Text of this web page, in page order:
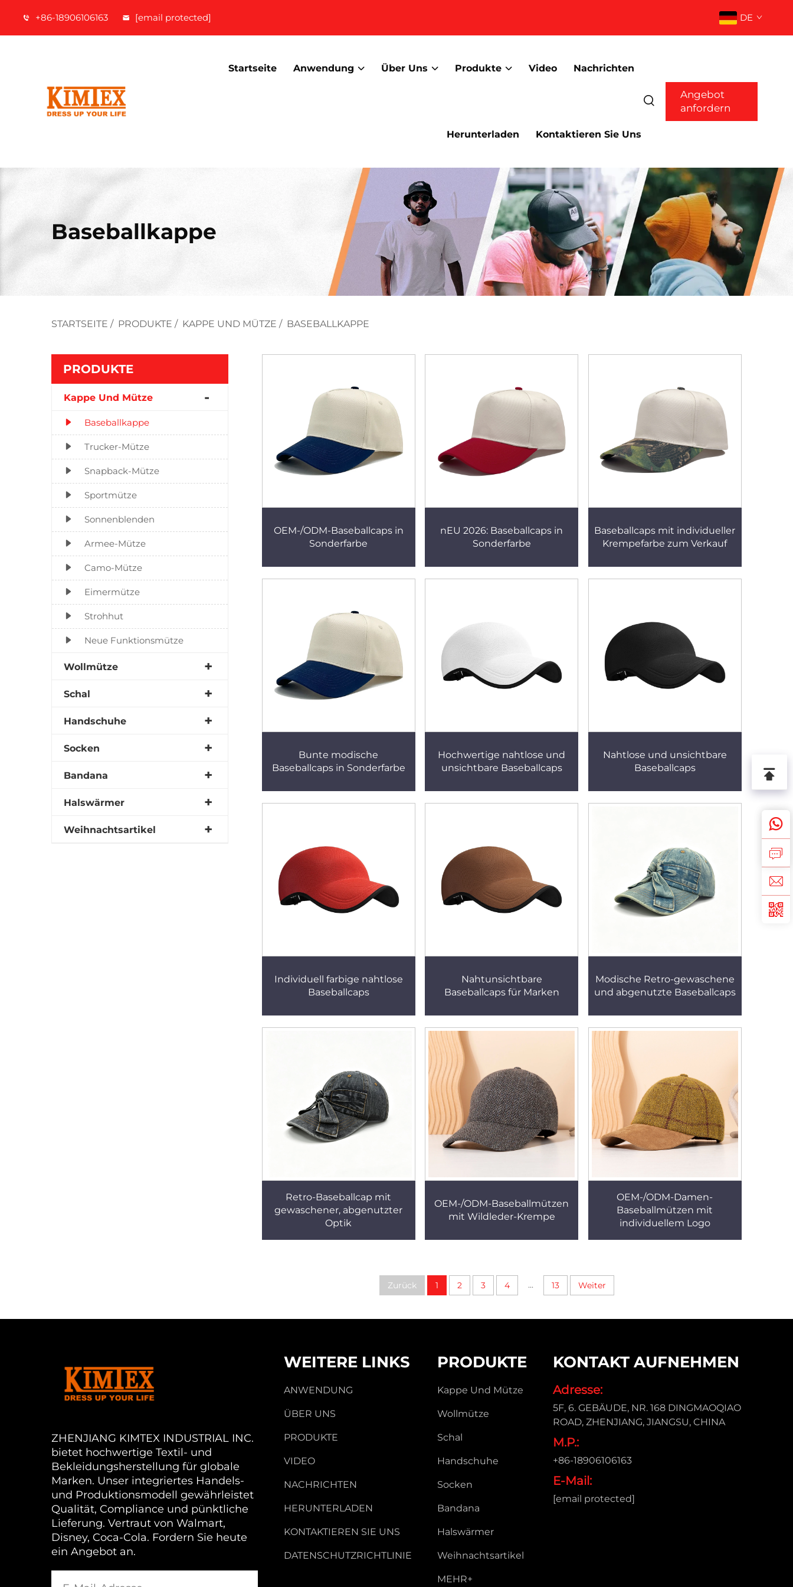
+86-18906106163 [email protected] DE
Startseite Anwendung Über Uns Produkte Video Nachrichten
Herunterladen Kontaktieren Sie Uns
Angebot
anfordern
Baseballkappe
STARTSEITE / PRODUKTE / KAPPE UND MÜTZE / BASEBALLKAPPE
PRODUKTE
Kappe Und Mütze
Baseballkappe
Trucker-Mütze
Snapback-Mütze
Sportmütze
Sonnenblenden
Armee-Mütze
Camo-Mütze
Eimermütze
Strohhut
Neue Funktionsmütze
Wollmütze
Schal
Handschuhe
Socken
Bandana
Halswärmer
Weihnachtsartikel
OEM-/ODM-Baseballcaps in
Sonderfarbe
nEU 2026: Baseballcaps in
Sonderfarbe
Baseballcaps mit individueller
Krempefarbe zum Verkauf
Bunte modische
Baseballcaps in Sonderfarbe
Hochwertige nahtlose und
unsichtbare Baseballcaps
Nahtlose und unsichtbare
Baseballcaps
Individuell farbige nahtlose
Baseballcaps
Nahtunsichtbare
Baseballcaps für Marken
Modische Retro-gewaschene
und abgenutzte Baseballcaps
Retro-Baseballcap mit
gewaschener, abgenutzter
Optik
OEM-/ODM-Baseballmützen
mit Wildleder-Krempe
OEM-/ODM-Damen-
Baseballmützen mit
individuellem Logo
Zurück 1 2 3 4 ... 13 Weiter
ZHENJIANG KIMTEX INDUSTRIAL INC.
bietet hochwertige Textil- und
Bekleidungsherstellung für globale
Marken. Unser integriertes Handels-
und Produktionsmodell gewährleistet
Qualität, Compliance und pünktliche
Lieferung. Vertraut von Walmart,
Disney, Coca-Cola. Fordern Sie heute
ein Angebot an.
WEITERE LINKS
ANWENDUNG
ÜBER UNS
PRODUKTE
VIDEO
NACHRICHTEN
HERUNTERLADEN
KONTAKTIEREN SIE UNS
DATENSCHUTZRICHTLINIE
PRODUKTE
Kappe Und Mütze
Wollmütze
Schal
Handschuhe
Socken
Bandana
Halswärmer
Weihnachtsartikel
MEHR+
KONTAKT AUFNEHMEN
Adresse:
5F, 6. GEBÄUDE, NR. 168 DINGMAOQIAO
ROAD, ZHENJIANG, JIANGSU, CHINA
M.P.:
+86-18906106163
E-Mail:
[email protected]